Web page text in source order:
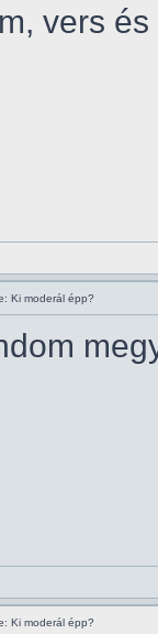
vers
Ki moderál épp?
Ki moderál épp?